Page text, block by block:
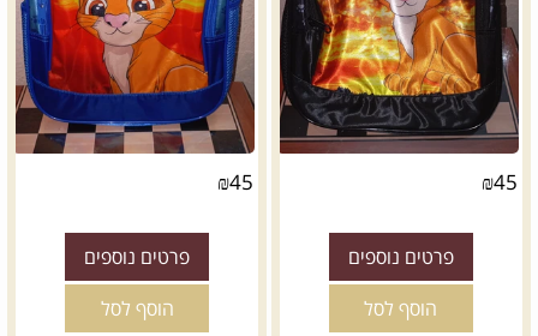
₪45
פרטים נוספים
הוסף לסל
₪45
פרטים נוספים
הוסף לסל